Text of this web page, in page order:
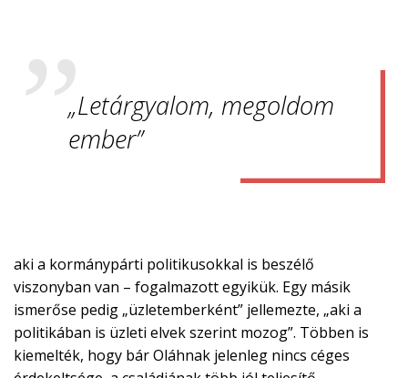
„Letárgyalom, megoldom
ember”
aki a kormánypárti politikusokkal is beszélő
viszonyban van – fogalmazott egyikük. Egy másik
ismerőse pedig „üzletemberként” jellemezte, „aki a
politikában is üzleti elvek szerint mozog”. Többen is
kiemelték, hogy bár Oláhnak jelenleg nincs céges